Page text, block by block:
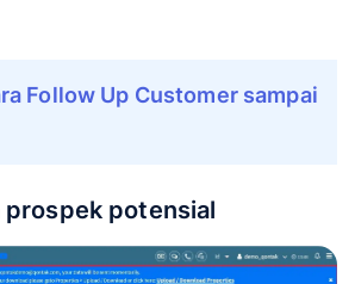
Follow Up Customer sampai
prospek potensial